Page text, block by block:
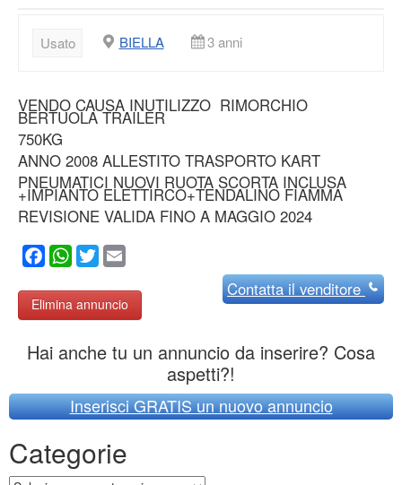
Usato BIELLA 3 anni
VENDO CAUSA INUTILIZZO RIMORCHIO
BERTUOLA TRAILER
750KG
ANNO 2008 ALLESTITO TRASPORTO KART
PNEUMATICI NUOVI RUOTA SCORTA INCLUSA
+IMPIANTO ELETTIRCO+TENDALINO FIAMMA
REVISIONE VALIDA FINO A MAGGIO 2024
Facebook
WhatsApp
Twitter
Elimina annuncio
Contattail venditore
Hai anche tu un annuncio da inserire? Cosa
aspetti?!
Inserisci GRATIS un nuovo annuncio
Categorie
Categorie